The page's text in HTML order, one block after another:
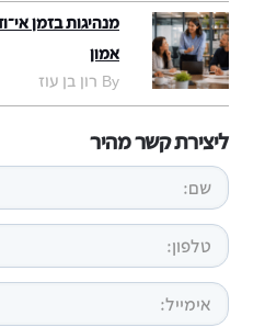
מנהיגות בזמן
אמון
By רון בן עוז
ליצירת קשר מהיר